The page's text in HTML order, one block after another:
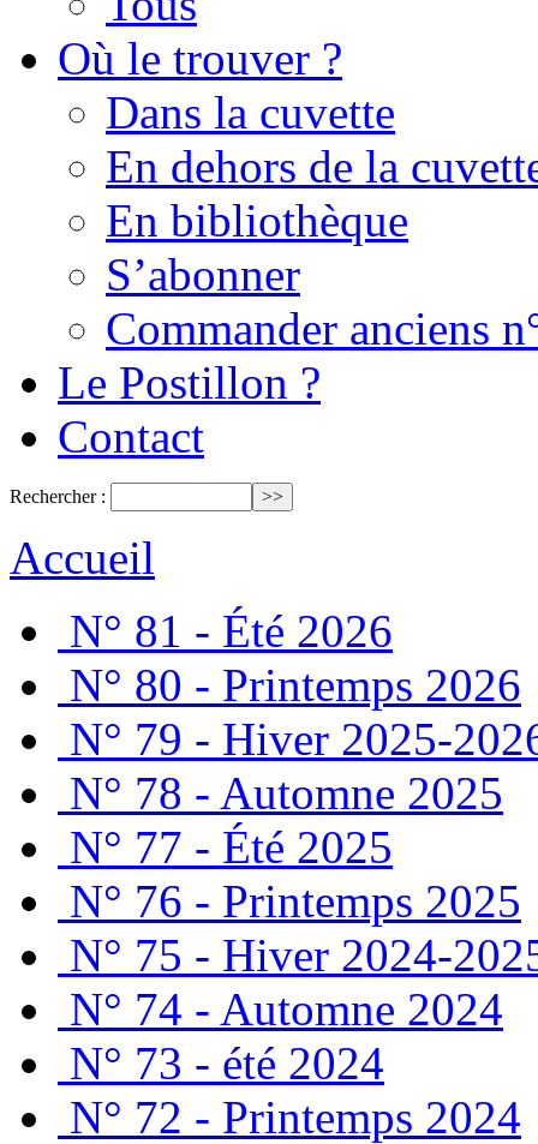
Où le trouver ?
Dans la cuvette
En dehors de la
En bibliothèque
S’abonner
Commander anciens
Le Postillon ?
Contact
Rechercher :
Accueil
N° 81 - Été 2026
N° 80 - Printemps 2026
N° 79 - Hiver 2025-
N° 78 - Automne 2025
N° 77 - Été 2025
N° 76 - Printemps 2025
N° 75 - Hiver 2024-
N° 74 - Automne 2024
N° 73 - été 2024
N° 72 - Printemps 2024